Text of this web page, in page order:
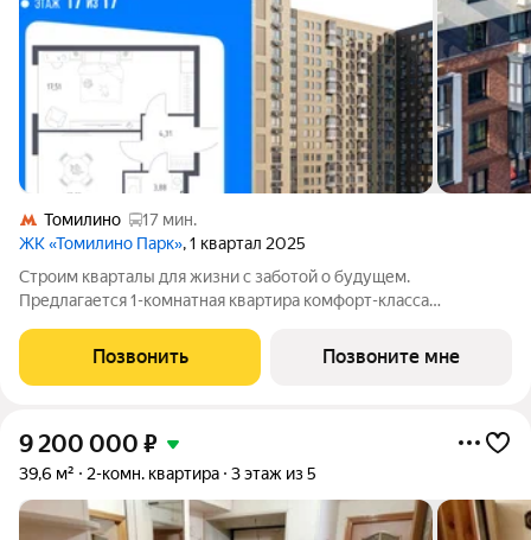
Томилино
17 мин.
ЖК «Томилино Парк», 1 квартал 2025
Строим кварталы для жизни с заботой о будущем.
Предлагается 1-комнатная квартира комфорт-класса
этаже, в жилом комплексе "Томилино Парк".Квартира
комплекса на выбор: может быть как с отделкой,
Позвонить Позвоните мне
9 200 000 ₽
39,6 м² 2-комн. квартира 3 этаж из 5